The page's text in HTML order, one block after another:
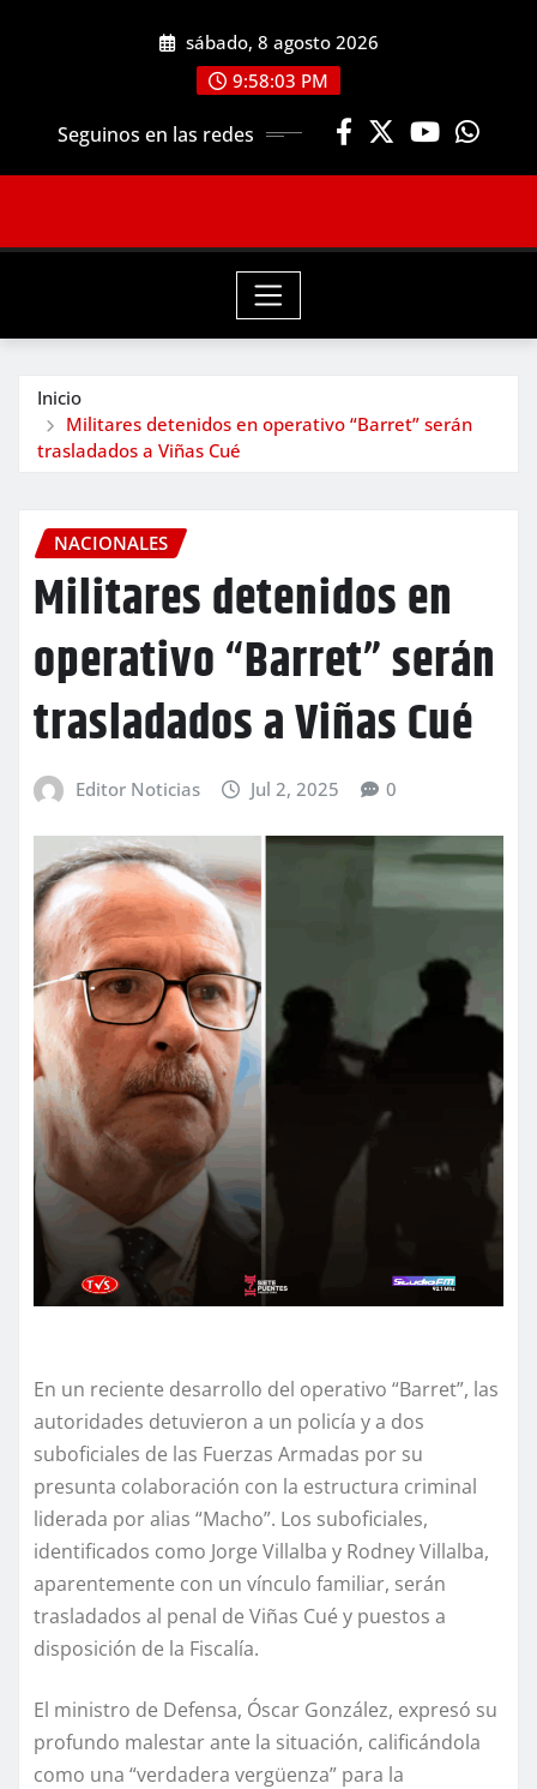
sábado, 8 agosto 2026
9:58:05 PM
Seguinos en las redes
Inicio
Militares detenidos en operativo “Barret” serán
trasladados a Viñas Cué
NACIONALES
Militares detenidos en
operativo “Barret” serán
trasladados a Viñas Cué
Editor Noticias Jul 2, 2025 0
En un reciente desarrollo del operativo “Barret”, las
autoridades detuvieron a un policía y a dos
suboficiales de las Fuerzas Armadas por su
presunta colaboración con la estructura criminal
liderada por alias “Macho”. Los suboficiales,
identificados como Jorge Villalba y Rodney Villalba,
aparentemente con un vínculo familiar, serán
trasladados al penal de Viñas Cué y puestos a
disposición de la Fiscalía.
El ministro de Defensa, Óscar González, expresó su
profundo malestar ante la situación, calificándola
como una “verdadera vergüenza” para la